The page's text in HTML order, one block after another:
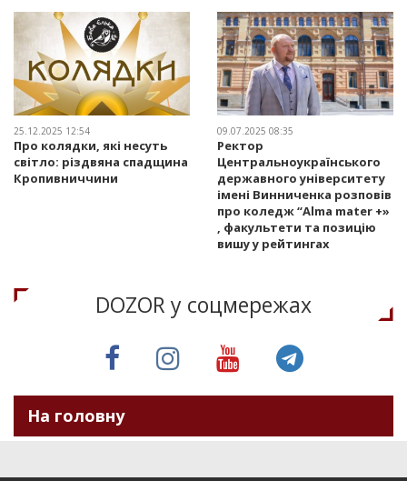
25.12.2025 12:54
Про колядки, які несуть
світло: різдвяна спадщина
Кропивниччини
09.07.2025 08:35
Ректор
Центральноукраїнського
державного університету
імені Винниченка розповів
про коледж “Alma mater +»
, факультети та позицію
вишу у рейтингах
DOZOR у соцмережах
На головну